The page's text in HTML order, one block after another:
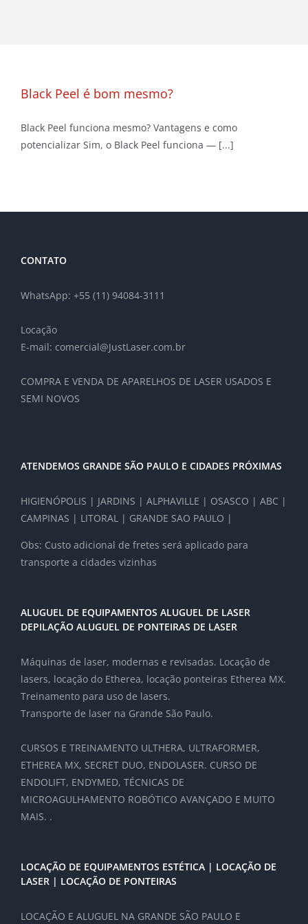
Black Peel é bom mesmo?
Black Peel funciona mesmo? Vantagens e como
potencializar Sim, o Black Peel funciona — [...]
CONTATO
WhatsApp: +55 (11) 94084-3111
Locação
E-mail: comercial@JustLaser.com.br
COMPRA E VENDA DE APARELHOS DE LASER USADOS E
SEMI NOVOS
ATENDEMOS GRANDE SÃO PAULO E CIDADES PRÓXIMAS
HIGIENÓPOLIS | JARDINS | ALPHAVILLE | OSASCO | ABC |
CAMPINAS | LITORAL | GRANDE SAO PAULO |
Obs: Custo adicional de fretes será aplicado para
transporte a cidades vizinhas
ALUGUEL DE EQUIPAMENTOS ALUGUEL DE LASER
DEPILAÇÃO ALUGUEL DE PONTEIRAS DE LASER
Máquinas de laser, modernas e revisadas. Locação de
lasers, locação do Etherea, locação ponteiras Etherea MX.
Treinamento para uso de lasers.
Transporte de laser na Grande São Paulo.
CURSOS E TREINAMENTO ULTHERA, ULTRAFORMER,
ETHEREA MX, SECRET DUO, ENDOLASER. CURSO DE
ENDOLIFT, ENDYMED, TÉCNICAS DE
MICROAGULHAMENTO ROBÓTICO AVANÇADO E MUITO
MAIS. .
LOCAÇÃO DE EQUIPAMENTOS ESTÉTICA | LOCAÇÃO DE
LASER | LOCAÇÃO DE PONTEIRAS
LOCAÇÃO E ALUGUEL NA GRANDE SÃO PAULO E